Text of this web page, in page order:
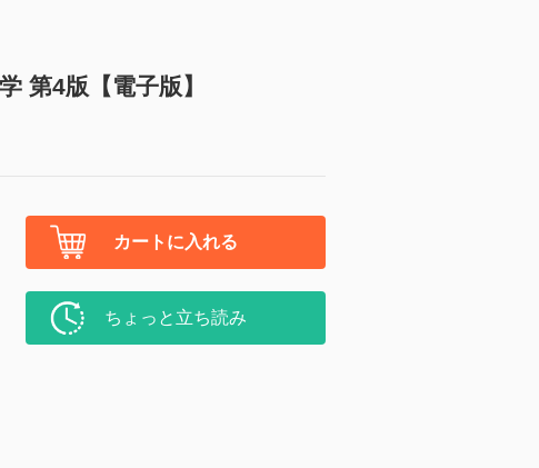
第4版【電子版】
カートに入れる
ちょっと立ち読み